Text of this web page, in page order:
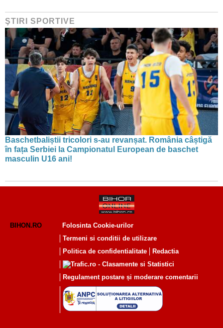
ŞTIRI SPORTIVE
Baschetbaliștii tricolori s-au revanșat. România câștigă
în fața Serbiei la Campionatul European de baschet
masculin U16 ani!
BIHON.RO
Folosinta Cookie-urilor
Termeni si conditii de utilizare
Politica de confidentialitate
Redactia
Regulament postare și moderare comentarii